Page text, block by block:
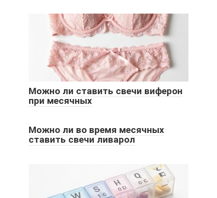
Можно ли ставить свечи виферон
при месячных
Можно ли во время месячных
ставить свечи ливарол